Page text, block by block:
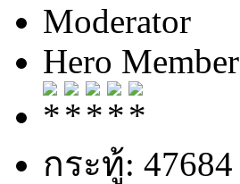
Moderator
Hero Member
กระทู้: 47684